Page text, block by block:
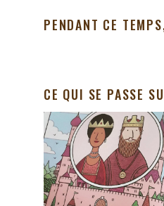
PENDANT CE
CE QUI SE PASSE